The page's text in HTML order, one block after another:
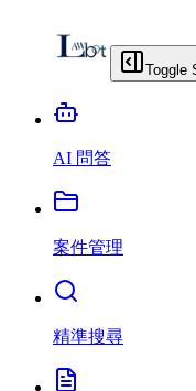
Toggle
AI 問答
案件管理
精準搜尋